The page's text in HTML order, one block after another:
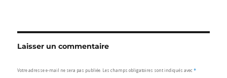
Laisser un commentaire
Votre adresse e-mail ne sera pas publiée. Les champs obligatoires sont indiqués avec*